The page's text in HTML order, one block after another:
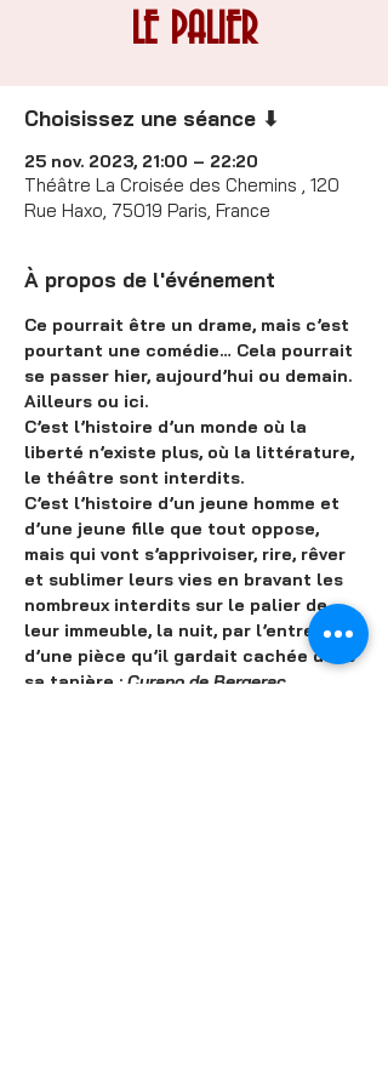
LE PALIER
Choisissez une séance ⬇
25 nov. 2023, 21:00 – 22:20
Théâtre La Croisée des Chemins , 120
Rue Haxo, 75019 Paris, France
À propos de l'événement
Ce pourrait être un drame, mais c’est
pourtant une comédie… Cela pourrait
se passer hier, aujourd’hui ou demain.
Ailleurs ou ici.
C’est l’histoire d’un monde où la
liberté n’existe plus, où la littérature,
le théâtre sont interdits.
C’est l’histoire d’un jeune homme et
d’une jeune fille que tout oppose,
mais qui vont s’apprivoiser, rire, rêver
et sublimer leurs vies en bravant les
nombreux interdits sur le palier de
leur immeuble, la nuit, par l’entremise
d’une pièce qu’il gardait cachée dans
sa tanière : Cyrano de Bergerac